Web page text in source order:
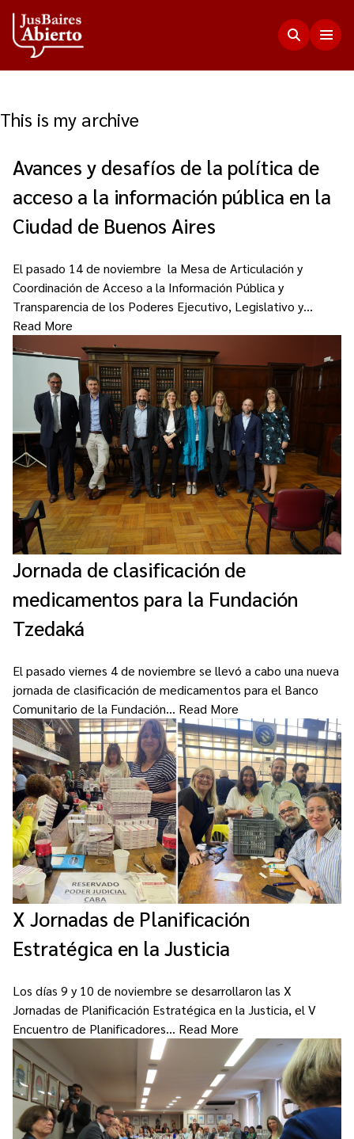
Justicia Abierta
Transparencia
Funciones del Consejo de la Magistratura
Plenario de Consejeros
Estadísticas
Presupuesto, compras, nómina de personal y
escala salarial.
Memorias
Convenios
Concursos
Acceso a la información Pública
Pedido de Acceso a la Información online
Tenés Derechos
Plan de Gobierno Abierto en la Justicia
Repositorio de Datos Abiertos
JusLab
Redes Internacionales
Encuentros anteriores
Nuestros Co-creadores
Participación Ciudadana
Programa Protagonistas de Justicia
Innovación e incidencia
Programa Educación en Derechos Humanos
Cuento con Derechos
Transparencia
Novedades
Preguntas Frecuentes
Contacto
This is my archive
Avances y desafíos de la política de
acceso a la información pública en la
Ciudad de Buenos Aires
El pasado 14 de noviembre la Mesa de Articulación y
Coordinación de Acceso a la Información Pública y
Transparencia de los Poderes Ejecutivo, Legislativo y…
Read More
Jornada de clasificación de
medicamentos para la Fundación
Tzedaká
El pasado viernes 4 de noviembre se llevó a cabo una nueva
jornada de clasificación de medicamentos para el Banco
Comunitario de la Fundación… Read More
X Jornadas de Planificación
Estratégica en la Justicia
Los días 9 y 10 de noviembre se desarrollaron las X
Jornadas de Planificación Estratégica en la Justicia, el V
Encuentro de Planificadores… Read More